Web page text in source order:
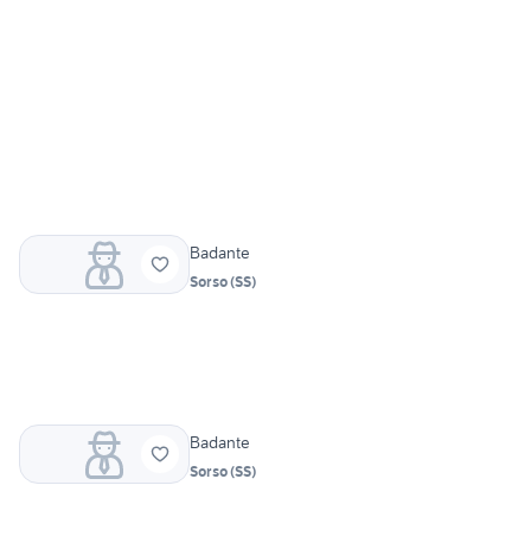
Badante
Sorso(SS)
Badante
Sorso(SS)